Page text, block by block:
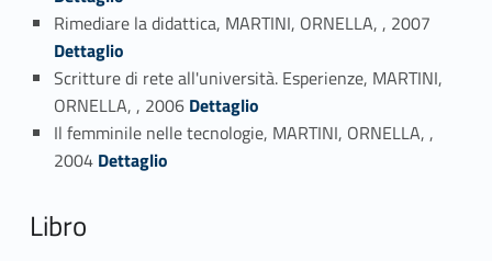
Rimediare la didattica, MARTINI, ORNELLA, , 2007
Dettaglio
Scritture di rete all'università. Esperienze, MARTINI,
ORNELLA, , 2006 Link identifier #identifier_person_70418-13
Dettaglio
Il femminile nelle tecnologie, MARTINI, ORNELLA, ,
2004 Link identifier #identifier_person_28382-14
Dettaglio
Libro